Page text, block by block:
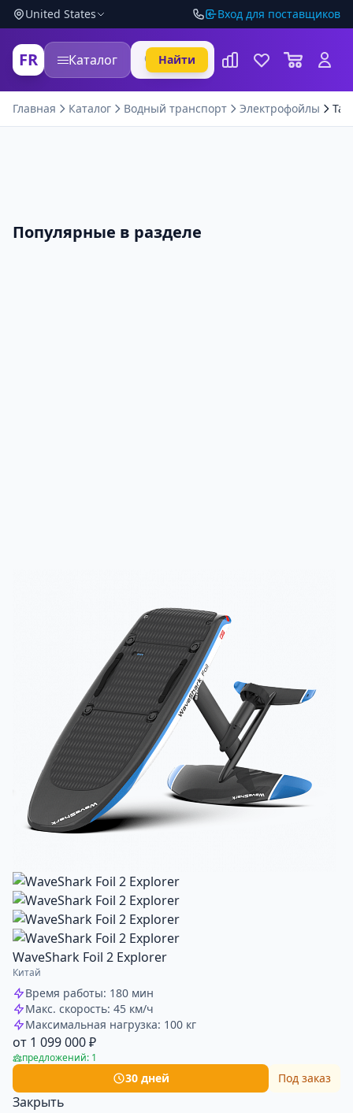
United States Вход для поставщиков
FR Каталог Найти
Главная Каталог Водный транспорт Электрофойлы
Популярные в разделе
WaveShark Foil 2 Explorer
Китай
Время работы: 180 мин
Макс. скорость: 45 км/ч
Максимальная нагрузка: 100 кг
от 1 099 000 ₽
предложений: 1
30 дней Под заказ
Закрыть